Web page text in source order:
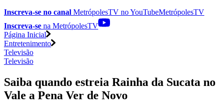
Inscreva-se no canal MetrópolesTV noYouTubeMetrópolesTV
Inscreva-se na MetrópolesTV
Página Inicial
Entretenimento
Televisão
Televisão
Saiba quando estreia Rainha da Sucata no
Vale a Pena Ver de Novo